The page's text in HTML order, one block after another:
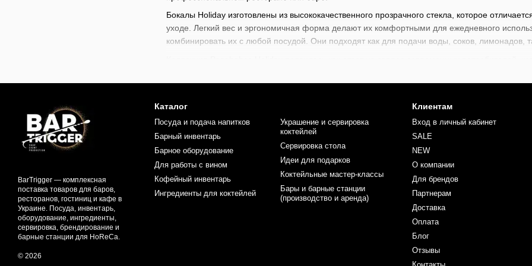
Бокалы Holiday изготовлены из высококачественного прозрачного стекла, которое
уходе. Легкий вес и эргономичная форма делают их комфортными для ежедневного
комбинировать их с любой посудой. Они подходят как для подачи воды, соков, лимонадов,
своей способностью сочетать традиции и инновации. Holiday стала воплощением идеи
Бокалы Holiday идеально подходят для ежедневного использования дома, в кафе или
коллекция станет практичным решением для тех, кто ценит баланс между удобством и
В нашем магазине доступен широкий выбор барного инвентаря, начиная от стрейнеров,
коктейлей
наборов для барменов ибарной литературы
. Каждый найдет здесь что-то для
создания непревзойденных коктейлей. Прокачивайте ваши профессиональные навыки
BarTrigger — комплексная
поставка товаров для баров,
ресторанов, гостиниц и кафе в
Украине. Посуда, инвентарь,
оборудование, ингредиенты,
сервировка, брендирование и
барные станции для HoReCa.
© 2026
Каталог
Посуда и подача напитков
Барный инвентарь
Барное оборудование
Для работы с вином
Кофейный инвентарь
Ингредиенты для коктейлей
Украшение и сервировка
коктейлей
Сервировка стола
Идеи для подарков
Коктейльные мастер-классы
Бары и барные станции
(производство и аренда)
Клиентам
Вход в личный кабинет
SALE
NEW
О компании
Для брендов
Партнерам
Доставка
Оплата
Блог
Отзывы